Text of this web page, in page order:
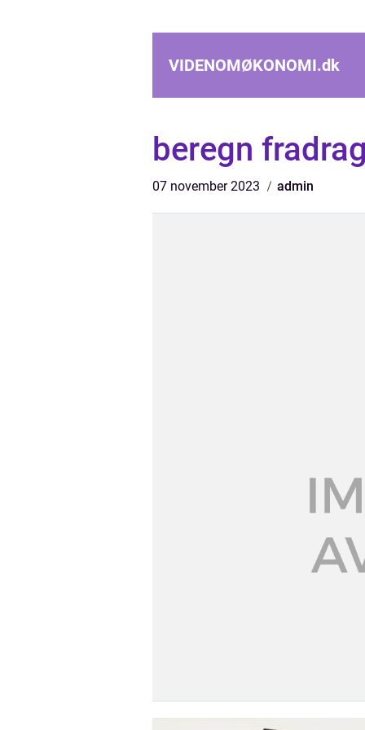
VIDENOMØKONOMI.dk
beregn
07 november 2023 admin